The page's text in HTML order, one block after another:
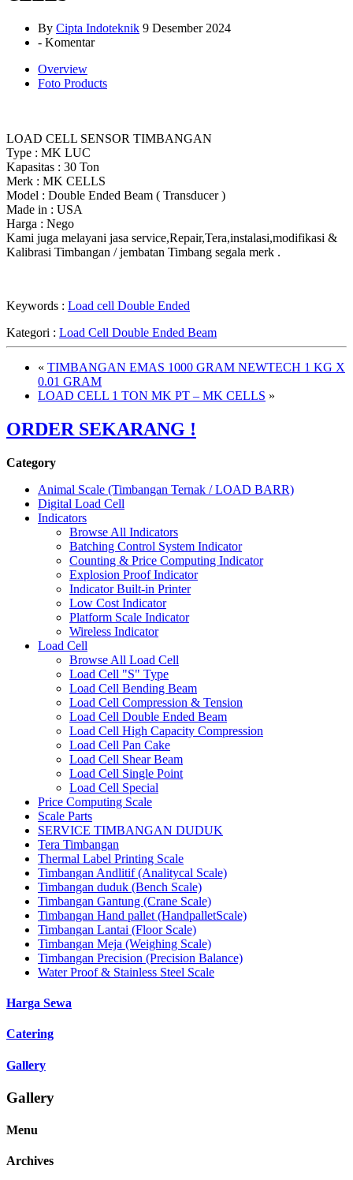
By Cipta Indoteknik 9 Desember 2024
- Komentar
Overview
Foto Products
LOAD CELL SENSOR TIMBANGAN
Type : MK LUC
Kapasitas : 30 Ton
Merk : MK CELLS
Model : Double Ended Beam ( Transducer )
Made in : USA
Harga : Nego
Kami juga melayani jasa service,Repair,Tera,instalasi,modifikasi &
Kalibrasi Timbangan / jembatan Timbang segala merk .
Keywords : Load cell Double Ended
Kategori : Load Cell Double Ended Beam
« TIMBANGAN EMAS 1000 GRAM NEWTECH 1 KG X
0.01 GRAM
LOAD CELL 1 TON MK PT – MK CELLS »
ORDER SEKARANG !
Category
Animal Scale (Timbangan Ternak / LOAD BARR)
Digital Load Cell
Indicators
Browse All Indicators
Batching Control System Indicator
Counting & Price Computing Indicator
Explosion Proof Indicator
Indicator Built-in Printer
Low Cost Indicator
Platform Scale Indicator
Wireless Indicator
Load Cell
Browse All Load Cell
Load Cell "S" Type
Load Cell Bending Beam
Load Cell Compression & Tension
Load Cell Double Ended Beam
Load Cell High Capacity Compression
Load Cell Pan Cake
Load Cell Shear Beam
Load Cell Single Point
Load Cell Special
Price Computing Scale
Scale Parts
SERVICE TIMBANGAN DUDUK
Tera Timbangan
Thermal Label Printing Scale
Timbangan Andlitif (Analitycal Scale)
Timbangan duduk (Bench Scale)
Timbangan Gantung (Crane Scale)
Timbangan Hand pallet (HandpalletScale)
Timbangan Lantai (Floor Scale)
Timbangan Meja (Weighing Scale)
Timbangan Precision (Precision Balance)
Water Proof & Stainless Steel Scale
Harga Sewa
Catering
Gallery
Gallery
Menu
Archives